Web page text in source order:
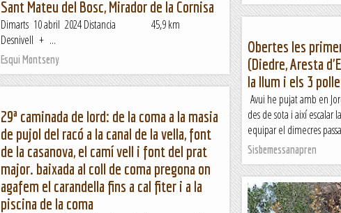
Sant Mateu del Bosc, Mirador de la Cornisa
Dimarts 10 abril 2024 Distancia 45,9 km
Desnivell + ...
Esqui Montseny
Obertes les
(Diedre, Aresta
la llum i els 3
Avui he pujat amb en
des de sota i així
equipar el dimecres
Sisbemessanapren
29ª caminada de lord: de la coma a la masia
de pujol del racó a la canal de la vella, font
de la casanova, el camí vell i font del prat
major. baixada al coll de coma pregona on
agafem el carandella fins a cal fiter i a la
piscina de la coma